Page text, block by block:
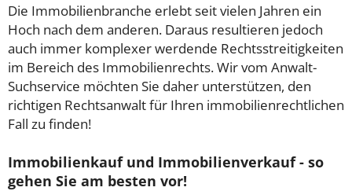
Die Immobilienbranche erlebt seit vielen Jahren ein
Hoch nach dem anderen. Daraus resultieren jedoch
auch immer komplexer werdende Rechtsstreitigkeiten
im Bereich des Immobilienrechts. Wir vom Anwalt-
Suchservice möchten Sie daher unterstützen, den
richtigen Rechtsanwalt für Ihren immobilienrechtlichen
Fall zu finden!
Immobilienkauf und Immobilienverkauf - so
gehen Sie am besten vor!